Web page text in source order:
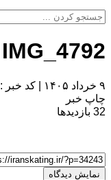
IMG_4792
۹ خرداد ۱۴۰۵ کد خبر : 34243
چاپ خبر
32 بازدیدها
نمایش دیدگاه